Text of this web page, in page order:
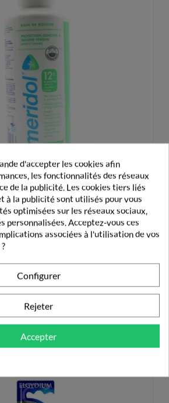
De Bouche Haleine Sûre 400ml
9,28 €
LA MÊME CATÉGORIE
À DENTS
d'accepter les cookies afin
les fonctionnalités des réseaux
de la publicité. Les cookies tiers liés
à la publicité sont utilisés pour vous
optimisées sur les réseaux sociaux,
personnalisées. Acceptez-vous ces
associées à l'utilisation de vos
Configurer
Rejeter
Accepter